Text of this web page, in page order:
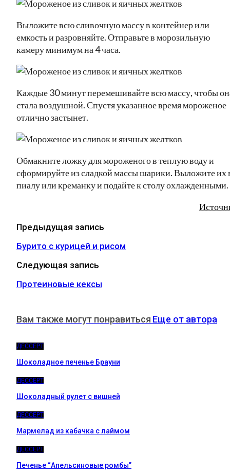
Выложите всю сливочную массу в контейнер или
емкость и разровняйте. Отправьте в морозильную
камеру минимум на 4 часа.
Каждые 30 минут перемешивайте всю массу, чтобы
стала воздушной. Спустя указанное время мороженое
отлично застынет.
Обмакните ложку для мороженого в теплую воду и
сформируйте из сладкой массы шарики. Выложите их
пиалу или креманку и подайте к столу охлажденными.
Предыдущая запись
Бурито с курицей и рисом
Следующая запись
Протеиновые кексы
Вам также могут понравиться Еще от автора
ДЕССЕРТ
Шоколадное печенье Брауни
ДЕССЕРТ
Шоколадный рулет с вишней
ДЕССЕРТ
Мармелад из кабачка с лаймом
ДЕССЕРТ
Печенье “Апельсиновые ромбы”